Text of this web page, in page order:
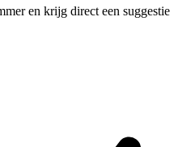
en krijg direct een suggestie